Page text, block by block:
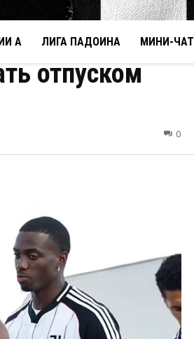
А ЛИГА ПАДОИНА МИНИ-ЧАТ
отпуском
0